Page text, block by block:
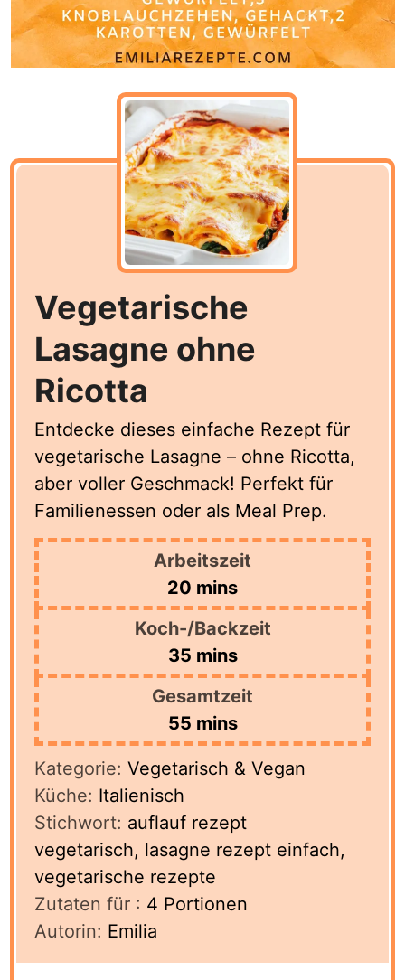
Vegetarische
Lasagne ohne
Ricotta
Entdecke dieses einfache Rezept für
vegetarische Lasagne – ohne Ricotta,
aber voller Geschmack! Perfekt für
Familienessen oder als Meal Prep.
Arbeitszeit
20 minutes
mins
Koch-/Backzeit
35minutes
mins
Gesamtzeit
55minutes
mins
Kategorie:Vegetarisch & Vegan
Küche: Italienisch
Stichwort: auflauf rezept
vegetarisch, lasagne rezept einfach,
vegetarische rezepte
Zutaten für : 4 Portionen
Autorin: Emilia